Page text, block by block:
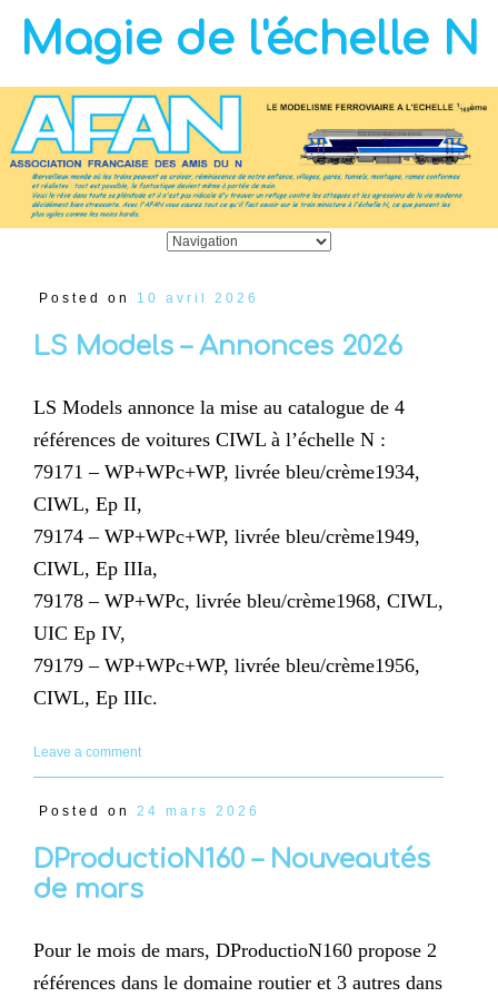
Magie de l'échelle N
Posted on 10 avril 2026
LS Models – Annonces 2026
LS Models annonce la mise au catalogue de 4
références de voitures CIWL à l’échelle N :
79171 – WP+WPc+WP, livrée bleu/crème1934,
CIWL, Ep II,
79174 – WP+WPc+WP, livrée bleu/crème1949,
CIWL, Ep IIIa,
79178 – WP+WPc, livrée bleu/crème1968, CIWL,
UIC Ep IV,
79179 – WP+WPc+WP, livrée bleu/crème1956,
CIWL, Ep IIIc.
Leave a comment
Posted on 24 mars 2026
DProductioN160 – Nouveautés
de mars
Pour le mois de mars, DProductioN160 propose 2
références dans le domaine routier et 3 autres dans